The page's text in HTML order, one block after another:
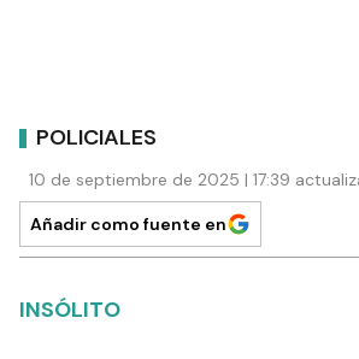
POLICIALES
10 de septiembre de 2025 | 17:39
Añadir como fuente en
INSÓLITO